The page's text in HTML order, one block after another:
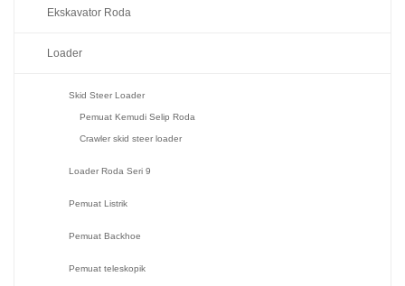
Ekskavator Roda
Loader
Skid Steer Loader
Pemuat Kemudi Selip Roda
Crawler skid steer loader
Loader Roda Seri 9
Pemuat Listrik
Pemuat Backhoe
Pemuat teleskopik